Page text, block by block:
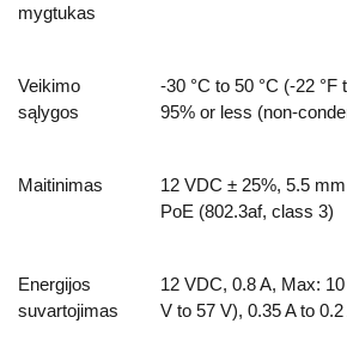
mygtukas
Veikimo
sąlygos
-30 °C to 50 °C (-22 °F
95% or less (non-
Maitinimas
12 VDC ± 25%, 5.5
PoE (802.3af, class 3)
Energijos
suvartojimas
12 VDC, 0.8 A, Max:
V to 57 V), 0.35 A to